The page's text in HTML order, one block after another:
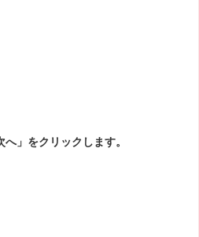
」をクリックします。